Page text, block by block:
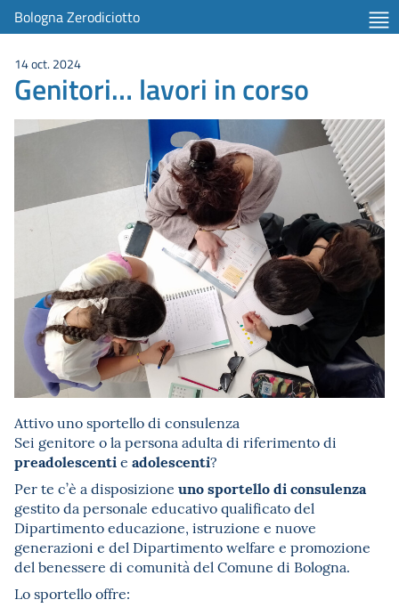
Bologna Zerodiciotto
14 oct. 2024
Genitori… lavori in corso
Attivo uno sportello di consulenza
Sei genitore o la persona adulta di riferimento di
preadolescentie adolescenti?
Per te c’è a disposizione uno sportello di consulenza
gestito da personale educativo qualificato del
Dipartimento educazione, istruzione e nuove
generazioni e del Dipartimento welfare e promozione
del benessere di comunità del Comune di Bologna.
Lo sportello offre: